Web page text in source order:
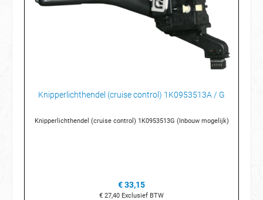
Knipperlichthendel (cruise control) 1K0953513A / G
Knipperlichthendel (cruise control) 1K0953513G (Inbouw mogelijk)
€ 33,15
€ 27,40 Exclusief BTW